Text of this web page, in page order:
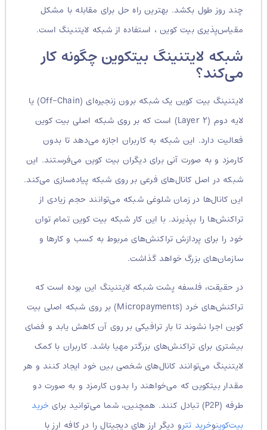
چند روز طول بکشد. بهترین راه حل برای مقابله با مشکل
مقیاس‌پذیری بیت کوین ، استفاده از شبکه لایتنینگ است.
شبکه لایتنینگ بیتکوین چگونه کار
می‌کند؟
لایتنینگ بیت کوین یک شبکه برون زنجیره‌ای (Off-Chain) یا
لایه دوم (Layer ۲) است که بر روی شبکه اصلی بیت کوین
فعالیت دارد. این شبکه به کاربران اجازه می‌دهد تا بدون
کارمزد و به صورت آنی برای دیگران بیت کوین می‌فرستند. این
شبکه در اصل کانال‌های فرعی بر روی شبکه پیاده‌سازی می‌کند.
این کانال‌ها در زمان شلوغی شبکه می‌توانند حجم زیادی از
تراکنش‌ها را بپذیرند. با این کار شبکه بیت کوین تمام توان
خود را برای پردازش تراکنش‌های مربوط به کسب و کارها و
سازمان‌های بزرگ خواهد گذاشت.
در حقیقت، فلسفه پشت شبکه لایتنینگ این بوده است که
تراکنش‌های خرد (Micropayments) بر روی شبکه اصلی بیت
کوین اجرا نشوند تا بار ترافیکی بر روی آن کاهش یابد و فضای
بیشتری برای تراکنش‌های بزرگتر مهیا باشد. کاربران با کمک
لایتنینگ می‌توانند کانال‌های شخصی بین خود ایجاد کنند و هر
مقدار بیتکوین که می‌خواهند را بدون کارمزد و به صورت دو
طرفه (P2P) تبادل کنند. همچنین، شما می‌توانید برای
خرید
بیت‌کوینوخرید تترو دیگر ارز های دیجیتال را در کافه ارز با